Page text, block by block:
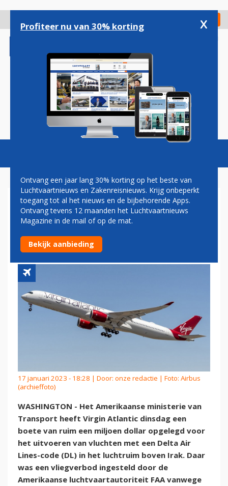
gaan
Check in
Magazine Podcasts Vacatures
VIRGIN ATLANTIC KRIJGT
FORSE BOETE VOOR DELTA-
CODESHARE BOVEN IRAK
17 januari 2023 - 18:28 | Door: onze redactie | Foto: Airbus
(archieffoto)
WASHINGTON - Het Amerikaanse ministerie van
Transport heeft Virgin Atlantic dinsdag een
boete van ruim een miljoen dollar opgelegd voor
het uitvoeren van vluchten met een Delta Air
Lines-code (DL) in het luchtruim boven Irak. Daar
was een vliegverbod ingesteld door de
Amerikaanse luchtvaartautoriteit FAA vanwege
Profiteer nu van 30% korting x
Ontvang een jaar lang 30% korting op het beste van
Luchtvaartnieuws en Zakenreisnieuws. Krijg onbeperkt
toegang tot al het nieuws en de bijbehorende Apps.
Ontvang tevens 12 maanden het Luchtvaartnieuws
Magazine in de mail of op de mat.
Bekijk aanbieding